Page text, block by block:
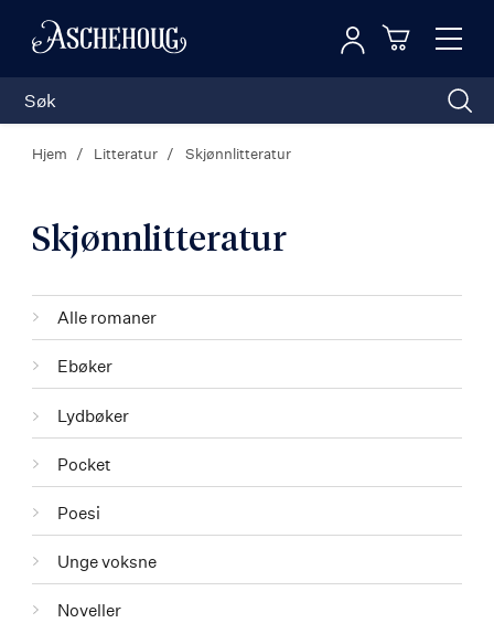
Toggle
Logg inn
Hjem Litteratur Skjønnlitteratur
Skjønnlitteratur
Kategorier
Alle romaner
Ebøker
Lydbøker
Pocket
Poesi
Unge voksne
Noveller